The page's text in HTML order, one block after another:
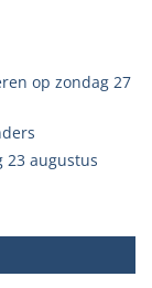
op zondag 27
23 augustus